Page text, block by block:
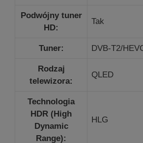
Podwójny tuner
HD:
Tak
Tuner: DVB-T2/
Rodzaj
telewizora:
QLED
Technologia
HDR (High
Dynamic
Range):
HLG